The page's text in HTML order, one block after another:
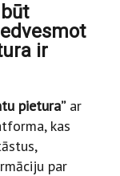
ir
pietura”ar
kas
par